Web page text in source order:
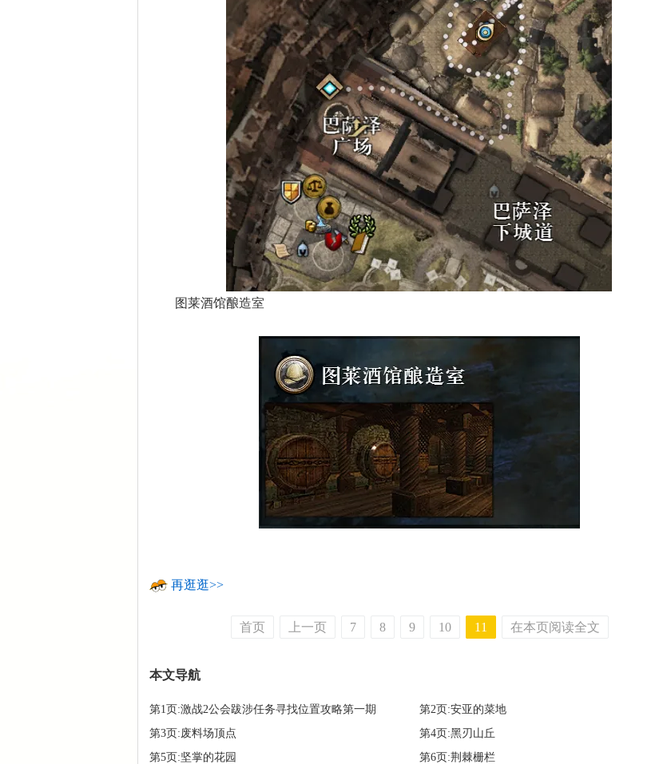
图莱酒馆酿造室
再逛逛>>
首页 上一页 7 8 9 10 11 在本页阅读全文
本文导航
第1页:激战2公会跋涉任务寻找位置攻略第一期
第3页:废料场顶点
第5页:坚掌的花园
第2页:安亚的菜地
第4页:黑刃山丘
第6页:荆棘栅栏